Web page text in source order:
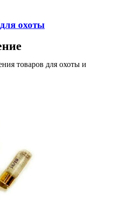
охоты
товаров для охоты и